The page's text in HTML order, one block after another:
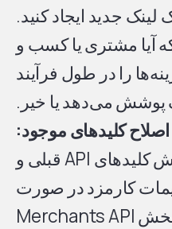
لینک جدید ایجاد کنید.
آیا مشتری یا کسب و
را در طول فرآیند
پوشش می‌دهد یا خیر.
اصلاح کلیدهای موجود:
برای ویرایش کلیدهای API قبلی و
کارمزد در صورت
نیاز، به بخش Merchants API